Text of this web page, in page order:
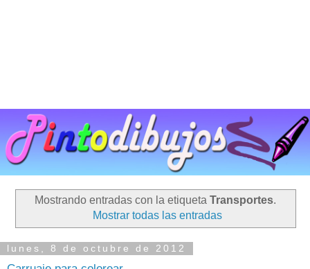
Mostrando entradas con la etiqueta Transportes.
Mostrar todas las entradas
lunes, 8 de octubre de 2012